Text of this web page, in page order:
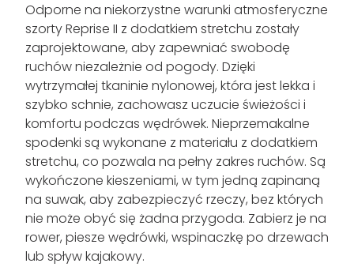
Odporne na niekorzystne warunki atmosferyczne
szorty Reprise II z dodatkiem stretchu zostały
zaprojektowane, aby zapewniać swobodę
ruchów niezależnie od pogody. Dzięki
wytrzymałej tkaninie nylonowej, która jest lekka i
szybko schnie, zachowasz uczucie świeżości i
komfortu podczas wędrówek. Nieprzemakalne
spodenki są wykonane z materiału z dodatkiem
stretchu, co pozwala na pełny zakres ruchów. Są
wykończone kieszeniami, w tym jedną zapinaną
na suwak, aby zabezpieczyć rzeczy, bez których
nie może obyć się żadna przygoda. Zabierz je na
rower, piesze wędrówki, wspinaczkę po drzewach
lub spływ kajakowy.